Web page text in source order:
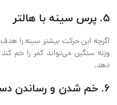
5. پرس سینه با هالتر
اگرچه این حرکت بیشتر سینه را هدف
وزنه سنگین می‌تواند کمر را خم
دهد.
6. خم شدن و رساندن دست به پنجه پا